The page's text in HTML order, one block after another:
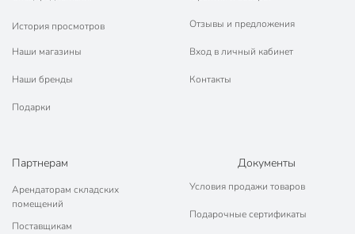
История просмотров
Наши магазины
Наши бренды
Подарки
Отзывы и предложения
Вход в личный кабинет
Контакты
Партнерам
Арендаторам складских
помещений
Поставщикам
Документы
Условия продажи товаров
Подарочные сертификаты